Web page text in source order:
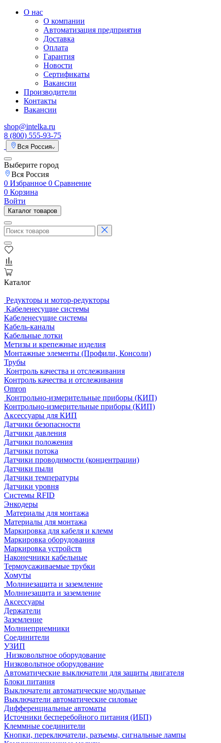
О нас
О компании
Автоматизация предприятия
Доставка
Оплата
Гарантия
Новости
Сертификаты
Вакансии
Производители
Контакты
Вакансии
shop@intelka.ru
8 (800) 555-93-75
Вся Россия
Выберите город
Вся Россия
0 Избранное 0 Сравнение
0 Корзина
Войти
Каталог товаров
Каталог
Редукторы и мотор-редукторы
Кабеленесущие системы
Кабеленесущие системы
Кабель-каналы
Кабельные лотки
Метизы и крепежные изделия
Монтажные элементы (Профили, Консоли)
Трубы
Контроль качества и отслеживания
Контроль качества и отслеживания
Omron
Контрольно-измерительные приборы (КИП)
Контрольно-измерительные приборы (КИП)
Аксессуары для КИП
Датчики безопасности
Датчики давления
Датчики положения
Датчики потока
Датчики проводимости (концентрации)
Датчики пыли
Датчики температуры
Датчики уровня
Системы RFID
Энкодеры
Материалы для монтажа
Материалы для монтажа
Маркировка для кабеля и клемм
Маркировка оборудования
Маркировка устройств
Наконечники кабельные
Термоусаживаемые трубки
Хомуты
Молниезащита и заземление
Молниезащита и заземление
Аксессуары
Держатели
Заземление
Молниеприемники
Соединители
УЗИП
Низковольтное оборудование
Низковольтное оборудование
Автоматические выключатели для защиты двигателя
Блоки питания
Выключатели автоматические модульные
Выключатели автоматические силовые
Дифференциальные автоматы
Источники бесперебойного питания (ИБП)
Клеммные соединители
Кнопки, переключатели, разъемы, сигнальные лампы